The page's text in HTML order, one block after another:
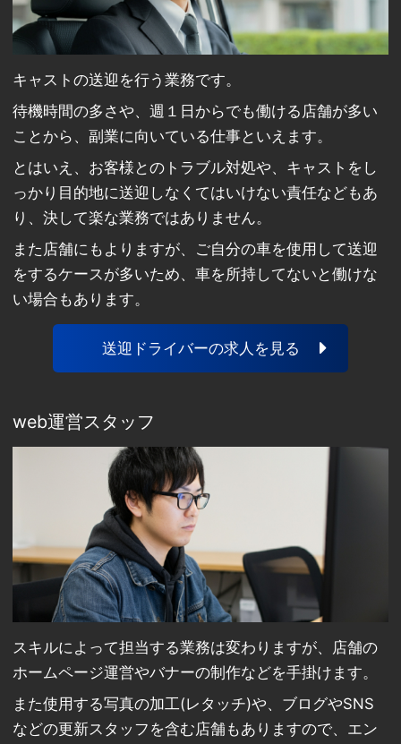
キャストの送迎を行う業務です。
待機時間の多さや、週１日からでも働ける店舗が多い
ことから、副業に向いている仕事といえます。
とはいえ、お客様とのトラブル対処や、キャストをし
っかり目的地に送迎しなくてはいけない責任などもあ
り、決して楽な業務ではありません。
また店舗にもよりますが、ご自分の車を使用して送迎
をするケースが多いため、車を所持してないと働けな
い場合もあります。
送迎ドライバーの求人を見る
web運営スタッフ
スキルによって担当する業務は変わりますが、店舗の
ホームページ運営やバナーの制作などを手掛けます。
また使用する写真の加工(レタッチ)や、ブログやSNS
などの更新スタッフを含む店舗もありますので、エン